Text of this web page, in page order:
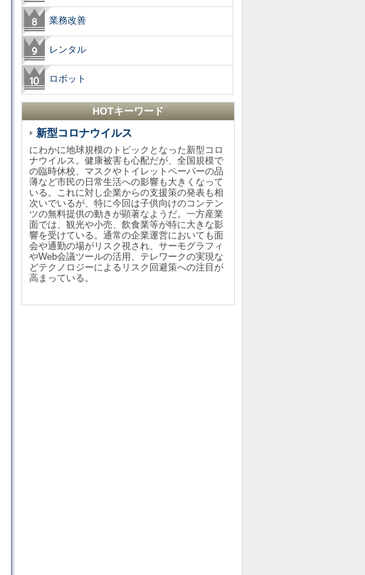
業務改善
レンタル
ロボット
HOTキーワード
新型コロナウイルス
にわかに地球規模のトピックとなった新型コロ
ナウイルス。健康被害も心配だが、全国規模で
の臨時休校、マスクやトイレットペーパーの品
薄など市民の日常生活への影響も大きくなって
いる。これに対し企業からの支援策の発表も相
次いでいるが、特に今回は子供向けのコンテン
ツの無料提供の動きが顕著なようだ。一方産業
面では、観光や小売、飲食業等が特に大きな影
響を受けている。通常の企業運営においても面
会や通勤の場がリスク視され、サーモグラフィ
やWeb会議ツールの活用、テレワークの実現な
どテクノロジーによるリスク回避策への注目が
高まっている。